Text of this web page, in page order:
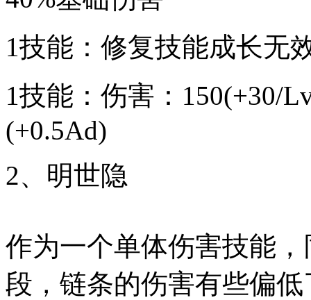
1技能：修复技能成长无
1技能：伤害：150(+30/
(+0.5Ad)
2、明世隐
作为一个单体伤害技能
段，链条的伤害有些偏